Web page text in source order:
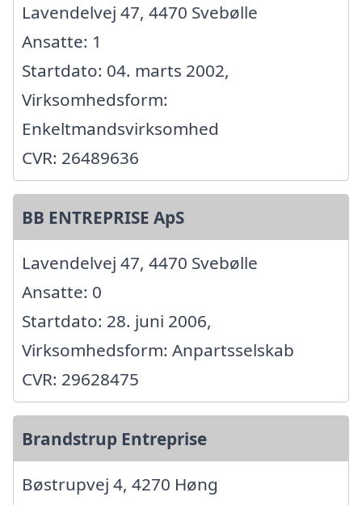
Lavendelvej 47, 4470 Svebølle
Ansatte: 1
Startdato: 04. marts 2002,
Virksomhedsform:
Enkeltmandsvirksomhed
CVR: 26489636
BB ENTREPRISE ApS
Lavendelvej 47, 4470 Svebølle
Ansatte: 0
Startdato: 28. juni 2006,
Virksomhedsform: Anpartsselskab
CVR: 29628475
Brandstrup Entreprise
Bøstrupvej 4, 4270 Høng